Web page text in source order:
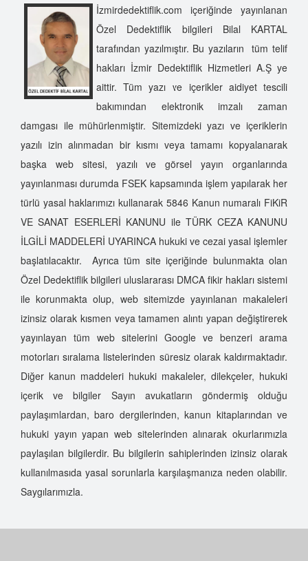
İzmirdedektiflik.com içeriğinde yayınlanan
Özel Dedektiflik bilgileri Bilal KARTAL
tarafından yazılmıştır. Bu yazıların tüm telif
hakları İzmir Dedektiflik Hizmetleri A.Ş ye
aittir. Tüm yazı ve içerikler aidiyet tescili
bakımından elektronik imzalı zaman
damgası ile mühürlenmiştir. Sitemizdeki yazı ve içeriklerin
yazılı izin alınmadan bir kısmı veya tamamı kopyalanarak
başka web sitesi, yazılı ve görsel yayın organlarında
yayınlanması durumda FSEK kapsamında işlem yapılarak her
türlü yasal haklarımızı kullanarak 5846 Kanun numaralı FiKiR
VE SANAT ESERLERİ KANUNU ile TÜRK CEZA KANUNU
İLGİLİ MADDELERİ UYARINCA hukuki ve cezai yasal işlemler
başlatılacaktır. Ayrıca tüm site içeriğinde bulunmakta olan
Özel Dedektiflik bilgileri uluslararası DMCA fikir hakları sistemi
ile korunmakta olup, web sitemizde yayınlanan makaleleri
izinsiz olarak kısmen veya tamamen alıntı yapan değiştirerek
yayınlayan tüm web sitelerini Google ve benzeri arama
motorları sıralama listelerinden süresiz olarak kaldırmaktadır.
Diğer kanun maddeleri hukuki makaleler, dilekçeler, hukuki
içerik ve bilgiler Sayın avukatların göndermiş olduğu
paylaşımlardan, baro dergilerinden, kanun kitaplarından ve
hukuki yayın yapan web sitelerinden alınarak okurlarımızla
paylaşılan bilgilerdir. Bu bilgilerin sahiplerinden izinsiz olarak
kullanılmasıda yasal sorunlarla karşılaşmanıza neden olabilir.
Saygılarımızla.